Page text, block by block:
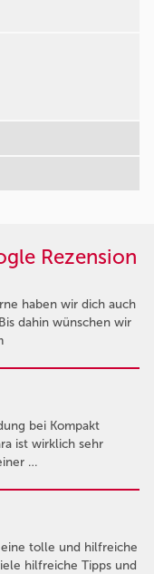
Rezension
haben wir dich auch
dahin wünschen wir
bei Kompakt
ist wirklich sehr
…
eine tolle und hilfreiche
hilfreiche Tipps und